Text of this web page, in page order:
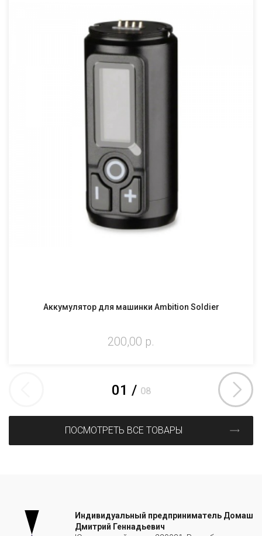
Аккумулятор для машинки Ambition Soldier
200,00 р.
01 / 08
ПОСМОТРЕТЬ ВСЕ ТОВАРЫ
Индивидуальный предприниматель Домаш
Дмитрий Геннадьевич